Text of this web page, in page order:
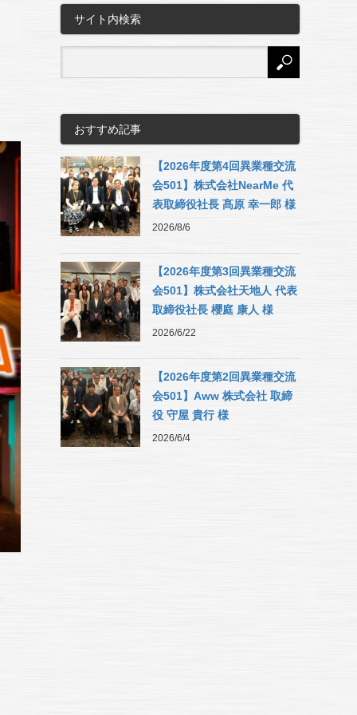
サイト内検索
おすすめ記事
【2026年度第4回異業種交流
会501】株式会社NearMe 代
表取締役社長 髙原 幸一郎 様
2026/8/6
【2026年度第3回異業種交流
会501】株式会社天地人 代表
取締役社長 櫻庭 康人 様
2026/6/22
【2026年度第2回異業種交流
会501】Aww 株式会社 取締
役 守屋 貴行 様
2026/6/4